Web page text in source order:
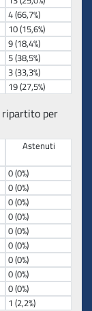
4 (66,7%)
10 (15,6%)
9 (18,4%)
5 (38,5%)
3 (33,3%)
19 (27,5%)
ripartito per
Astenuti
0 (0%)
0 (0%)
0 (0%)
0 (0%)
0 (0%)
0 (0%)
0 (0%)
0 (0%)
0 (0%)
1 (2,2%)